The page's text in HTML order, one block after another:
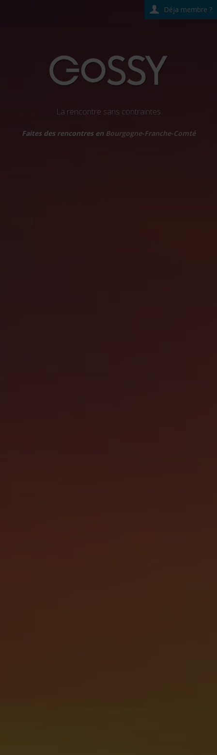
Déja membre ?
La rencontre sans contraintes
Faites des rencontres en Bourgogne-Franche-Comté